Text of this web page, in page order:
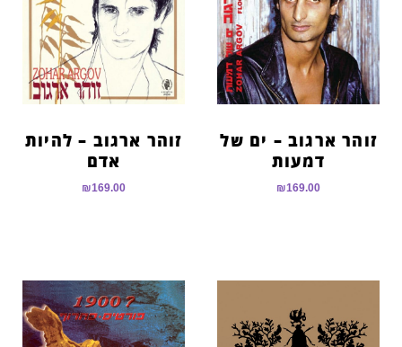
זוהר ארגוב – ים של
דמעות
₪169.00
זוהר ארגוב – להיות
אדם
₪169.00